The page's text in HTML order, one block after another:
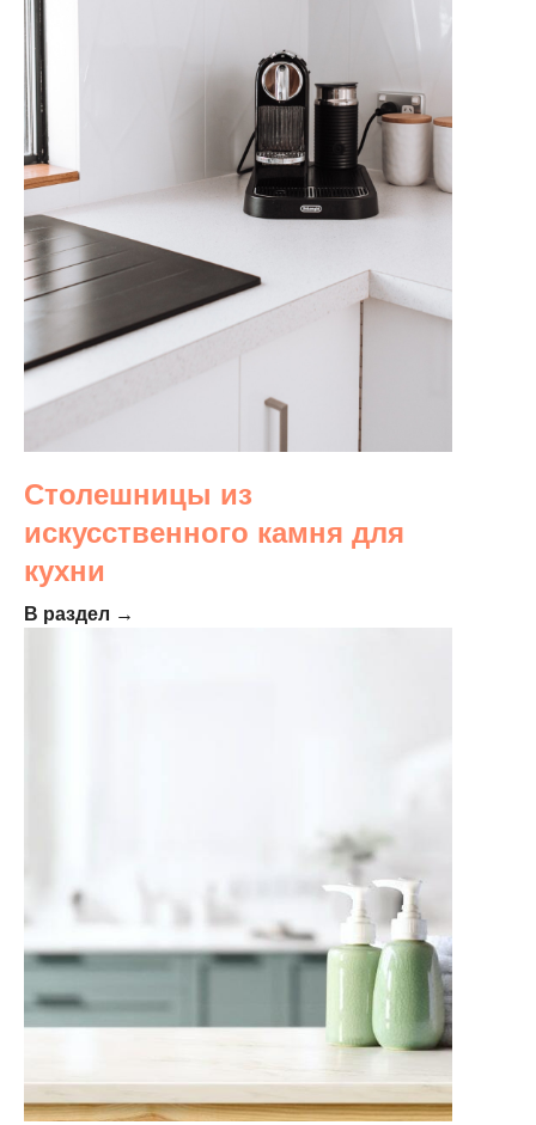
Столешницы из
искусственного камня для
кухни
В раздел →